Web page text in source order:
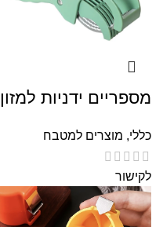
מספריים ידניות למזון
כללי, מוצרים למטבח
לקישור